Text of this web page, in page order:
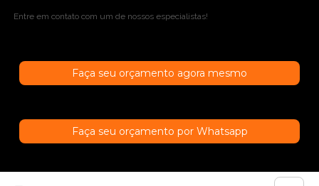
Entre em contato com um de nossos especialistas!
Faça seu orçamento agora mesmo
Faça seu orçamento por Whatsapp